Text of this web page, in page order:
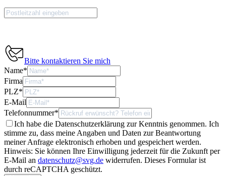
Bitte kontaktieren Sie mich
Name*
Firma
PLZ*
E-Mail
Telefonnummer*
Ich habe die Datenschutzerklärung zur Kenntnis genommen. Ich
stimme zu, dass meine Angaben und Daten zur Beantwortung
meiner Anfrage elektronisch erhoben und gespeichert werden.
Hinweis: Sie können Ihre Einwilligung jederzeit für die Zukunft per
E-Mail an datenschutz@svg.de widerrufen. Dieses Formular ist
durch reCAPTCHA geschützt.